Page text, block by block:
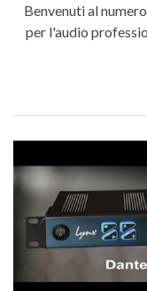
Benvenuti al
per l'audio